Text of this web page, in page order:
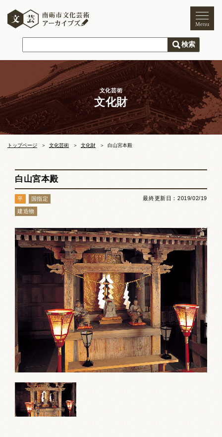
ご利用案内
新着情報
文化芸術
文化財 獅子舞 まつり
文化遺産
お祭りカレンダー
南砺文化地図
写真館
郷土資料
NANTO Wiki
市内団体の方
お問い合わせ
サイトマップ
プライバシーポリシー
文化芸術
文化財
トップページ 文化芸術 文化財 白山宮本殿
白山宮本殿
平 国指定
建造物
最終更新日：2019/02/19